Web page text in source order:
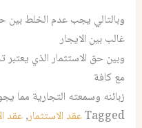
وبالتالي يجب عدم الخلط
غالب بين الايجار
وبين حق الاستثمار الذي يعتبر
مع كافة
زبائنه وسمعته التجارية مما
Taggedعقد الاستثمار,عقد